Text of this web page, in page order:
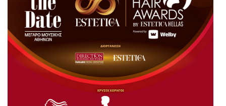
Είσοδος διαχειριστή